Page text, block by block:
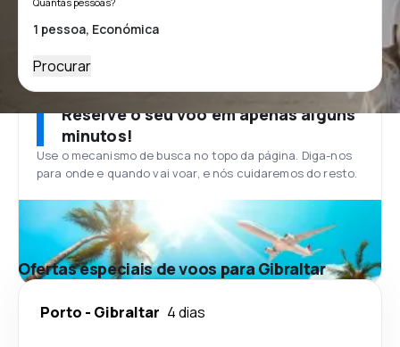
Procurar
Reserve o seu voo em apenas alguns
minutos!
Use o mecanismo de busca no topo da página. Diga-nos
para onde e quando vai voar, e nós cuidaremos do resto.
Ofertas especiais de voos para Gibraltar
Porto - Gibraltar 4 dias